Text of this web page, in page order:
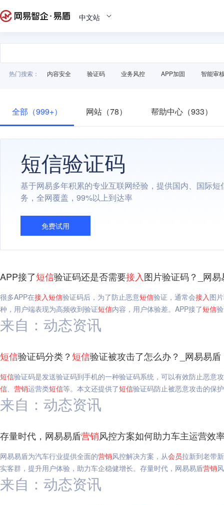
中文站
热门搜索： 内容安全 验证码 业务风控 APP加固 智能审
全部（999+） 网站（78） 帮助中心（933）
短信验证码
基于网易多年积累的专业互联网经验，提供国内、国际短
务，全网覆盖，99%以上到达率
免费试用
APP接了短信验证码还是否需要接入图片验证码？_网易
很多APP在接入短信验证码后，为了防止恶意短信验证，通常会接入图
种，用户端表现为高频收到验证短信内容，用户体验差。APP接了短信
来自：动态资讯
短信验证码分类？短信验证被攻击了怎么办？_网易易盾
短信验证码是发送验证码到手机的一种验证码系统，可以有效防止恶意
信、 营销运营类短信等。本文还提供了短信验证码防止被恶意攻击的保
来自：动态资讯
存量时代，网易易盾营销风控方案如何助力车主运营效
网易易盾为汽车行业提供全面的营销风控解决方案，从会员拉新到老带
实客群，提升用户体验，助力车企稳健增长。存量时代，网易易盾营销
来自：动态资讯